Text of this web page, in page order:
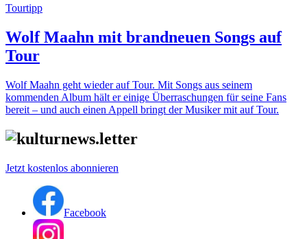
Tourtipp
Wolf Maahn mit brandneuen Songs auf
Tour
Wolf Maahn geht wieder auf Tour. Mit Songs aus seinem
kommenden Album hält er einige Überraschungen für seine Fans
bereit – und auch einen Appell bringt der Musiker mit auf Tour.
Jetzt kostenlos abonnieren
Facebook